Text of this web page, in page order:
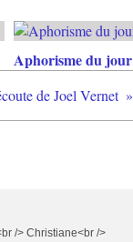
Aphorisme du jour
de Joel Vernet
/> Christiane<br />